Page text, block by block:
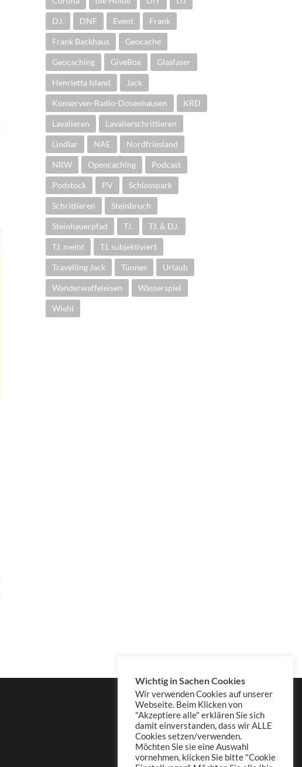
DJ. DNF Event Frank
Frank Backhaus Geocache
Geocaching GiveBox Glasfaser
Henrietta Island Jack
Konserven-Radio-Dosenhausen KRD
Lavalieren Lavalierschrittieren
Lindlar NAE Nordfriesland
NRW Opencaching Podcast
Podstock PV Schlosspark
Schrittieren Steinbruch
Steinhauerpfad TJ. TJ. & DJ.
TJ. meint TJ. subjektiviert
Travelling Jack Tünnes Urlaub
Wanderwaffeleisen Wasserspiel
Wiehl
Wichtig in Sachen Cookies
Wir verwenden Cookies auf unserer
Webseite. Beim Klicken von
"Akzeptiere alle" erklären Sie sich
damit einverstanden, dass wir ALLE
Cookies setzen/verwenden.
Möchten Sie sie eine Auswahl
vornehmen, klicken Sie bitte "Cookie